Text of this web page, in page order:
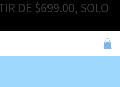
DE $699.00, SOLO